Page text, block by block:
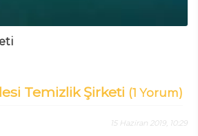
Temizlik Şirketi (1 Yorum)
15 Haziran 2019, 10:29